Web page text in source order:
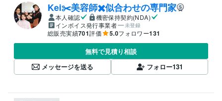
Kei✂️美容師✖️似合わせの専門家
本人確認
機密保持契約(NDA)
インボイス発行事業者
未登録
総販売実績701評価 5.0フォロワー131
無料で見積り相談
メッセージを送る
フォロー131